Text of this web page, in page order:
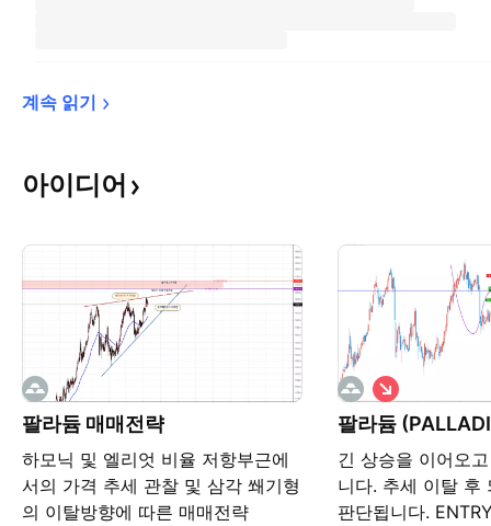
계속 읽기
아이디어
팔라듐 매매전략
하모닉 및 엘리엇 비율 저항부근에
서의 가격 추세 관찰 및 삼각 쐐기형
의 이탈방향에 따른 매매전략
팔라듐
긴 상승을 이어오
니다. 추세 이탈 후
판단됩니다.
숏